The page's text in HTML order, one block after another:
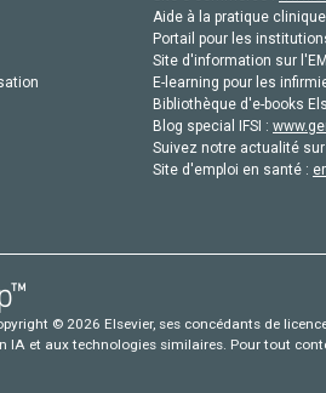
Aide à la pratique
Portail pour les
Site d'information sur
E-learning pour les
Bibliothèque d'e-books
Blog special IFSI :
Suivez notre actualité
Site d'emploi en santé :
© 2026 Elsevier, ses concédants de
IA et aux technologies similaires. Pour tout